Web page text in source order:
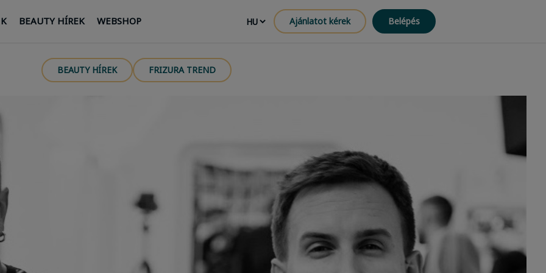
BEAUTY HÍREK WEBSHOP Ajánlatot kérek Belépés
BEAUTY HÍREK FRIZURA TREND